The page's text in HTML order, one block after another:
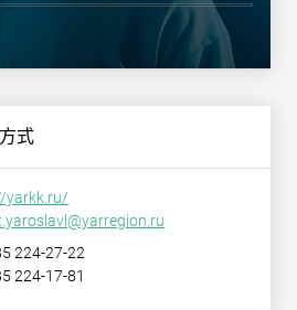
式
yarkk.ru/
224-27-22
224-17-81